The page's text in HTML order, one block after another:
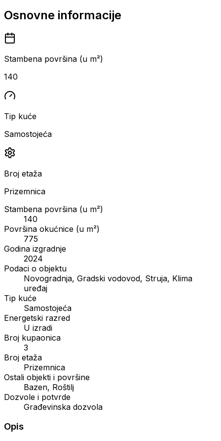
Osnovne informacije
Stambena površina (u m²)
140
Tip kuće
Samostojeća
Broj etaža
Prizemnica
Stambena površina (u m²)
140
Površina okućnice (u m²)
775
Godina izgradnje
2024
Podaci o objektu
Novogradnja, Gradski vodovod, Struja, Klima
uređaj
Tip kuće
Samostojeća
Energetski razred
U izradi
Broj kupaonica
3
Broj etaža
Prizemnica
Ostali objekti i površine
Bazen, Roštilj
Dozvole i potvrde
Građevinska dozvola
Opis